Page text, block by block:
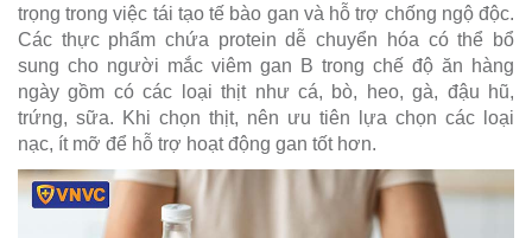
trọng trong việc tái tạo tế bào gan và hỗ trợ chống ngộ độc.
Các thực phẩm chứa protein dễ chuyển hóa có thể bổ
sung cho người mắc viêm gan B trong chế độ ăn hàng
ngày gồm có các loại thịt như cá, bò, heo, gà, đậu hũ,
trứng, sữa. Khi chọn thịt, nên ưu tiên lựa chọn các loại
nạc, ít mỡ để hỗ trợ hoạt động gan tốt hơn.